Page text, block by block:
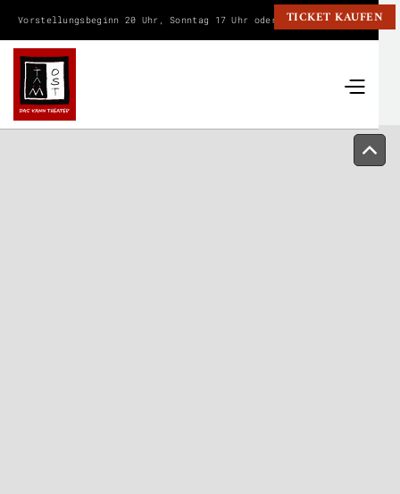
Vorstellungsbeginn 20 Uhr, Sonntag 17 Uhr oder wie angegeben.
TICKET KAUFEN